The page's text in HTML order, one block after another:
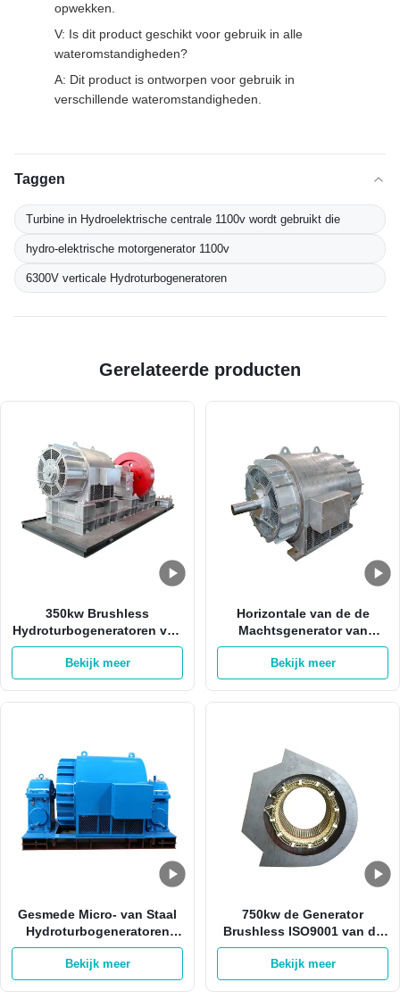
opwekken.
V: Is dit product geschikt voor gebruik in alle
wateromstandigheden?
A: Dit product is ontworpen voor gebruik in
verschillende wateromstandigheden.
Taggen
Turbine in Hydroelektrische centrale 1100v wordt gebruikt die
hydro-elektrische motorgenerator 1100v
6300V verticale Hydroturbogeneratoren
Gerelateerde producten
350kw Brushless
Hydroturbogeneratoren van
Mini Hydroelectric
Generator 400v
Bekijk meer
Horizontale van de de
Machtsgenerator van
2000kw Hydro het
Waterturbine 6300v
Bekijk meer
Gesmede Micro- van Staal
Hydroturbogeneratoren
50HZ
Hydromachtsgenerator
Bekijk meer
750kw de Generator
Brushless ISO9001 van de
waterelektriciteit met
Koperrol
Bekijk meer